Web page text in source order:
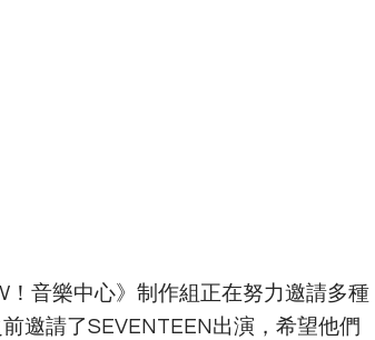
！音樂中心》制作組正在努力邀請多種
邀請了SEVENTEEN出演，希望他們